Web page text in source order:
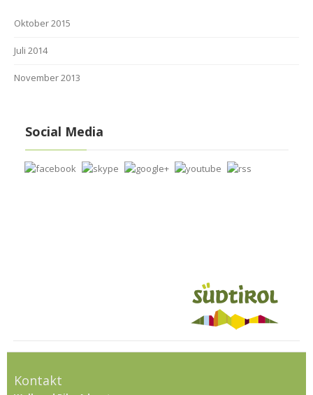
Oktober 2015
Juli 2014
November 2013
Social Media
Kontakt